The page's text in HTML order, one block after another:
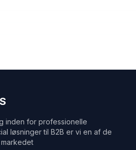
inden for professionelle
løsninger til B2B er vi en af de